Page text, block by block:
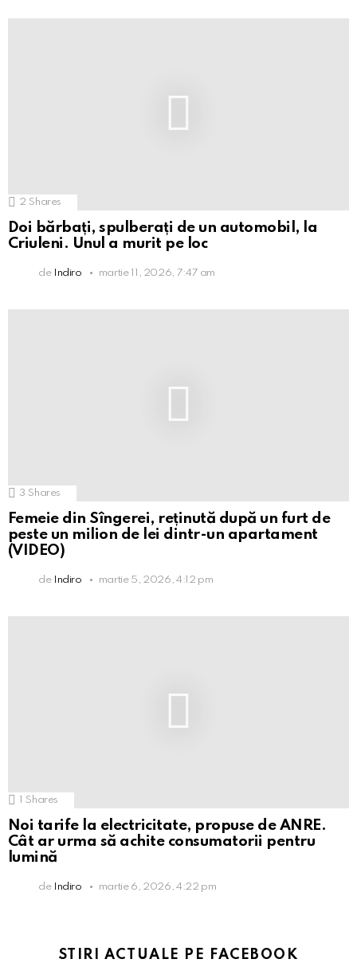
2 Shares
Doi bărbați, spulberați de un automobil, la
Criuleni. Unul a murit pe loc
de Indiro martie 11, 2026, 7:47 am
3 Shares
Femeie din Sîngerei, reținută după un furt de
peste un milion de lei dintr-un apartament
(VIDEO)
de Indiro martie 5, 2026, 4:12 pm
1 Shares
Noi tarife la electricitate, propuse de ANRE.
Cât ar urma să achite consumatorii pentru
lumină
de Indiro martie 6, 2026, 4:22 pm
STIRI ACTUALE PE FACEBOOK